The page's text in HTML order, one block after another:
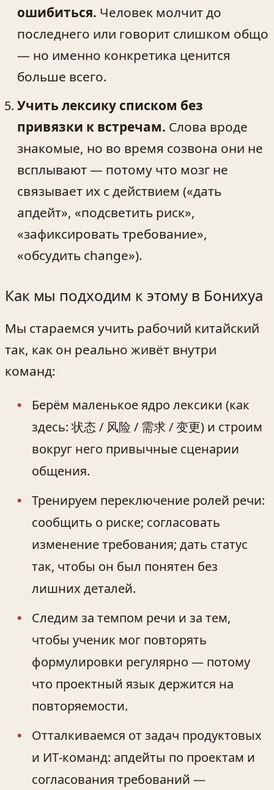
ошибиться. Человек молчит до
последнего или говорит слишком общо
— но именно конкретика ценится
больше всего.
Учить лексику списком без
привязки к встречам. Слова вроде
знакомые, но во время созвона они не
всплывают — потому что мозг не
связывает их с действием («дать
апдейт», «подсветить риск»,
«зафиксировать требование»,
«обсудить change»).
Как мы подходим к этому в Бонихуа
Мы стараемся учить рабочий китайский
так, как он реально живёт внутри
команд:
Берём маленькое ядро лексики (как
здесь: 状态 / 风险 / 需求 / 变更) и строим
вокруг него привычные сценарии
общения.
Тренируем переключение ролей речи:
сообщить о риске; согласовать
изменение требования; дать статус
так, чтобы он был понятен без
лишних деталей.
Следим за темпом речи и за тем,
чтобы ученик мог повторять
формулировки регулярно — потому
что проектный язык держится на
повторяемости.
Отталкиваемся от задач продуктовых
и ИТ‑команд: апдейты по проектам и
согласования требований —